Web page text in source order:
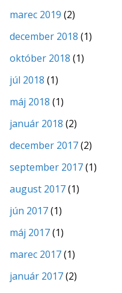
marec 2019 (2)
december 2018 (1)
október 2018 (1)
júl 2018 (1)
máj 2018 (1)
január 2018 (2)
december 2017(2)
september 2017(1)
august 2017(1)
jún 2017(1)
máj 2017(1)
marec 2017(1)
január 2017(2)